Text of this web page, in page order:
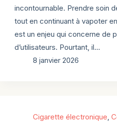
incontournable. Prendre soin
tout en continuant à vapoter
est un enjeu qui concerne de
d’utilisateurs. Pourtant, il…
8 janvier 2026
Cigarette électronique